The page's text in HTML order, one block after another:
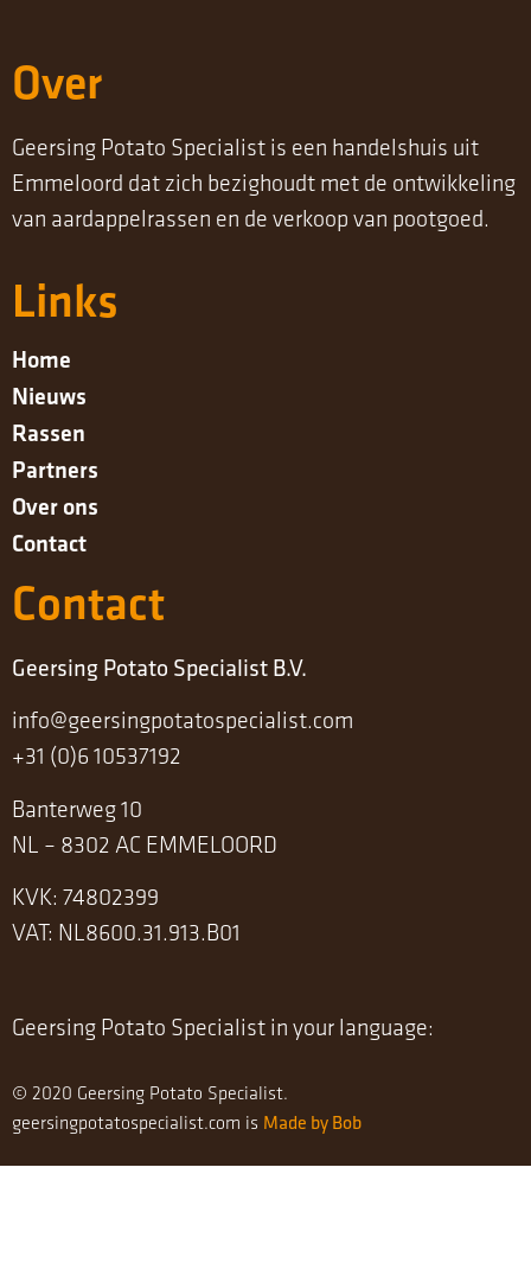
Over
Geersing Potato Specialist is een handelshuis uit
Emmeloord dat zich bezighoudt met de ontwikkeling
van aardappelrassen en de verkoop van pootgoed.
Links
Home
Nieuws
Rassen
Partners
Over ons
Contact
Contact
Geersing Potato Specialist B.V.
info@geersingpotatospecialist.com
+31 (0)6 10537192
Banterweg 10
NL – 8302 AC EMMELOORD
KVK: 74802399
VAT: NL8600.31.913.B01
Geersing Potato Specialist in your language:
© 2020 Geersing Potato Specialist.
geersingpotatospecialist.com is Made by Bob